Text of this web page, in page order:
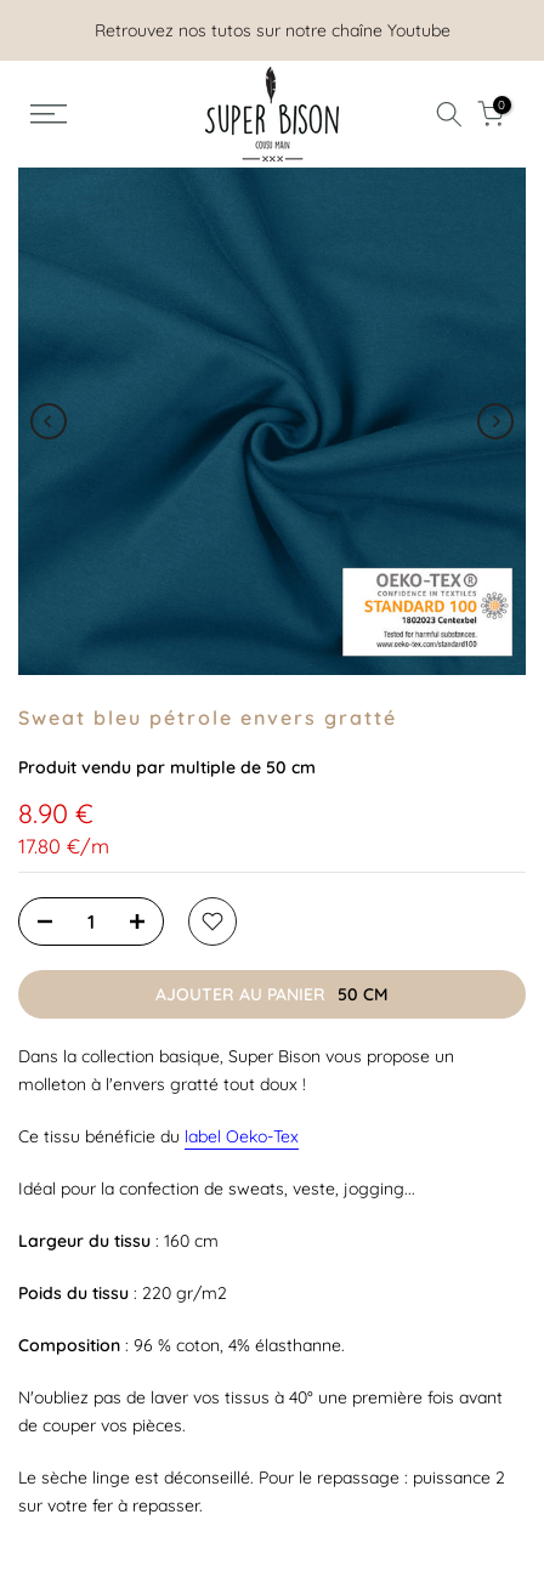
Nous sommes ouverts tout l'été !
Retrouvez nos tutos sur notre chaîne Youtube
0
Sweat bleu pétrole envers gratté
Produit vendu par multiple de 50 cm
8.90 €
17.80 €/m
AJOUTER AU PANIER 50 CM
Dans la collection basique, Super Bison vous propose un
molleton à l'envers gratté tout doux !
Ce tissu bénéficie du label Oeko-Tex
Idéal pour la confection de sweats, veste, jogging...
Largeur du tissu : 160 cm
Poids du tissu : 220 gr/m2
Composition : 96 % coton, 4% élasthanne.
N'oubliez pas de laver vos tissus à 40° une première fois avant
de couper vos pièces.
Le sèche linge est déconseillé. Pour le repassage : puissance 2
sur votre fer à repasser.